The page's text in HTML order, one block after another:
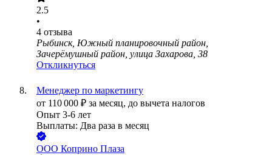
2.5
•
4 отзыва
Рыбинск, Южный планировочный район,
Зачерёмушный район, улица Захарова, 38
Откликнуться
Менеджер по маркетингу
от 110 000 ₽ за месяц, до вычета налогов
Опыт 3-6 лет
Выплаты: Два раза в месяц
ООО Коприно Плаза